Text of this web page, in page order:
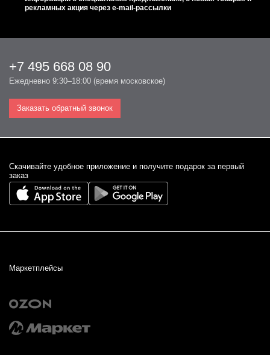
рекламных акция через e-mail-рассылки
+7 495 668 08 90
Ежедневно 9:30–18:00 (время московское)
Заказать обратный звонок
Cкачивайте удобное приложение и получите подарок за первый
заказ
Маркетплейсы